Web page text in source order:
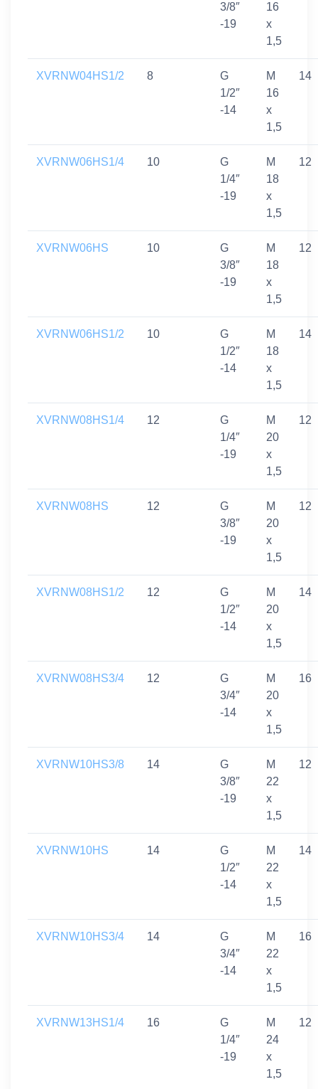
3/8″
-19
16
x
1,5
XVRNW04HS1/2 8
G
1/2″
-14
M
16
x
1,5
14
XVRNW06HS1/4 10
G
1/4″
-19
M
18
x
1,5
12
XVRNW06HS 10
G
3/8″
-19
M
18
x
1,5
12
XVRNW06HS1/2 10
G
1/2″
-14
M
18
x
1,5
14
XVRNW08HS1/4 12
G
1/4″
-19
M
20
x
1,5
12
XVRNW08HS 12
G
3/8″
-19
M
20
x
1,5
12
XVRNW08HS1/2 12
G
1/2″
-14
M
20
x
1,5
14
XVRNW08HS3/4 12
G
3/4″
-14
M
20
x
1,5
16
XVRNW10HS3/8 14
G
3/8″
-19
M
22
x
1,5
12
XVRNW10HS 14
G
1/2″
-14
M
22
x
1,5
14
XVRNW10HS3/4 14
G
3/4″
-14
M
22
x
1,5
16
XVRNW13HS1/4 16
G
1/4″
-19
M
24
x
1,5
12